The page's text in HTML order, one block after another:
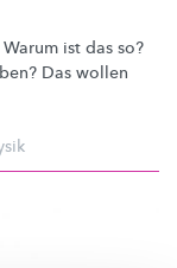
ist das so?
Das wollen